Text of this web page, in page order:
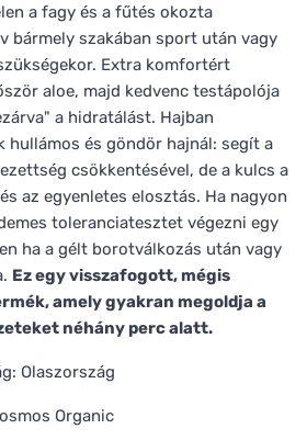
a fagy és a fűtés okozta
bármely szakában sport után vagy
Extra komfortért
aloe, majd kedvenc testápolója
a hidratálást. Hajban
hullámos és göndör hajnál: segít a
csökkentésével, de a kulcs a
az egyenletes elosztás. Ha nagyon
toleranciatesztet végezni egy
ha a gélt borotválkozás után vagy
Ez egy visszafogott, mégis
amely gyakran megoldja a
néhány perc alatt.
Olaszország
Organic